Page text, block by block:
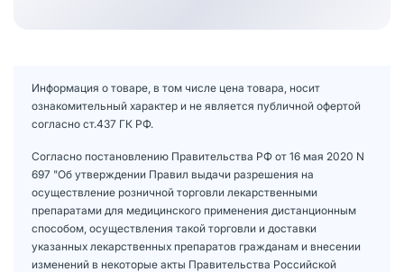
Информация о товаре, в том числе цена товара, носит
ознакомительный характер и не является публичной офертой
согласно ст.437 ГК РФ.
Согласно постановлению Правительства РФ от 16 мая 2020 N
697 "Об утверждении Правил выдачи разрешения на
осуществление розничной торговли лекарственными
препаратами для медицинского применения дистанционным
способом, осуществления такой торговли и доставки
указанных лекарственных препаратов гражданам и внесении
изменений в некоторые акты Правительства Российской